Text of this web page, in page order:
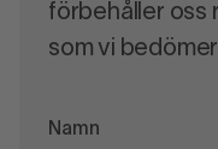
förbehåller oss
som vi
Namn